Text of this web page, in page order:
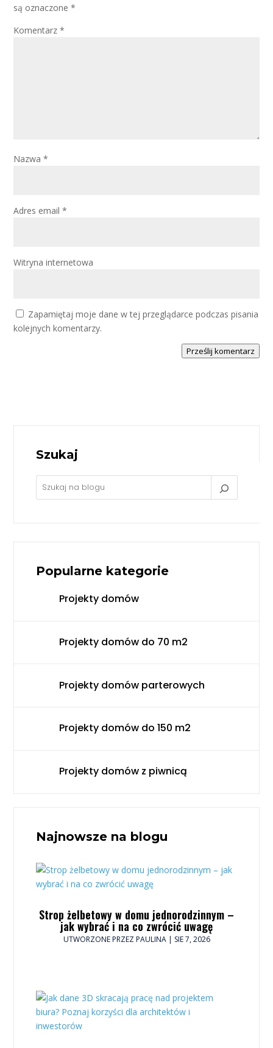
są oznaczone*
Komentarz*
Nazwa*
Adres email*
Witryna internetowa
Zapamiętaj moje dane w tej przeglądarce podczas pisania
kolejnych komentarzy.
Prześlij komentarz
Szukaj
Popularne kategorie
Projekty domów
Projekty domów do 70 m2
Projekty domów parterowych
Projekty domów do 150 m2
Projekty domów z piwnicą
Najnowsze na blogu
Strop żelbetowy w domu jednorodzinnym –
jak wybrać i na co zwrócić uwagę
UTWORZONE PRZEZPAULINA| SIE 7, 2026